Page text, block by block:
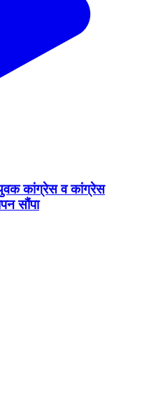
कांग्रेस व कांग्रेस
सौंपा